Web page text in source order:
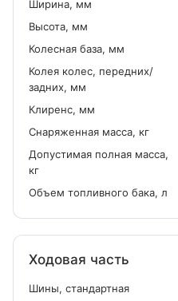
Ширина, мм
Высота, мм
Колесная база, мм
Колея колес, передних/
задних, мм
Клиренс, мм
Снаряженная масса, кг
Допустимая полная масса,
кг
Объем топливного бака, л
Ходовая часть
Шины, стандартная